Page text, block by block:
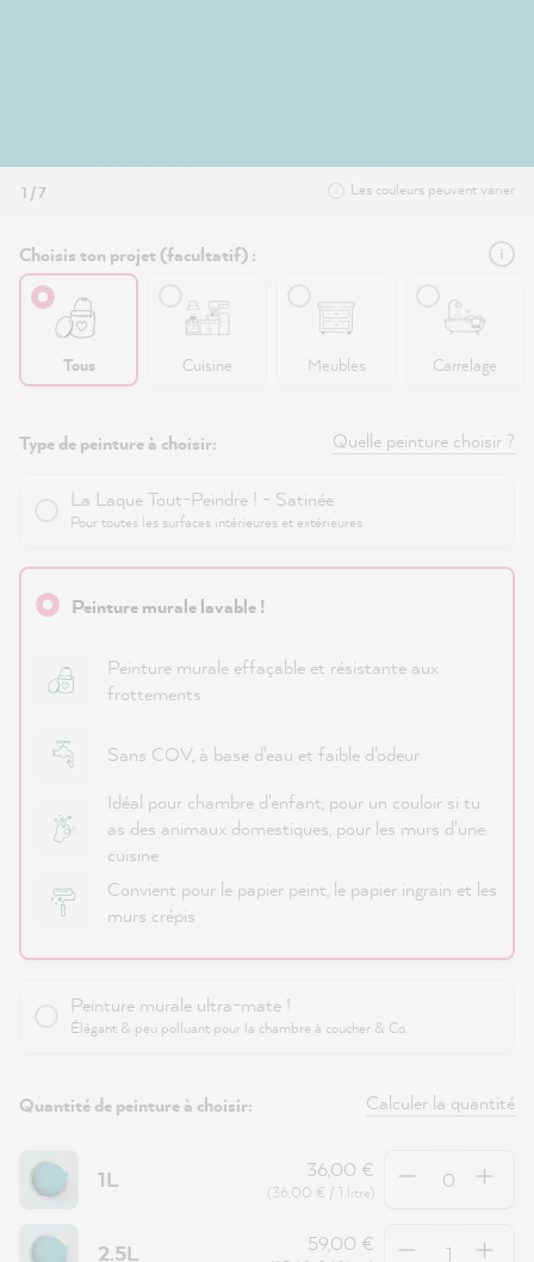
1 / 7 Les couleurs peuvent varier
Choisis ton projet (facultatif) :
Tous Cuisine Meubles Carrelage
Type de peinture à choisir: Quelle peinture choisir ?
La Laque Tout-Peindre ! - Satinée
Pour toutes les surfaces intérieures et extérieures
Peinture murale lavable !
Peinture murale effaçable et résistante aux
frottements
Sans COV, à base d'eau et faible d'odeur
Idéal pour chambre d'enfant, pour un couloir si tu
as des animaux domestiques, pour les murs d'une
cuisine
Convient pour le papier peint, le papier ingrain et les
murs crépis
Peinture murale ultra-mate !
Élégant & peu polluant pour la chambre à coucher & Co.
Quantité de peinture à choisir: Calculer la quantité
1L 36,00 €
(36,00 € / 1 litre)
2.5L 59,00 €